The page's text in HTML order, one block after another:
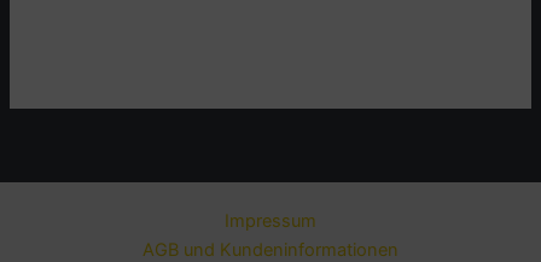
Impressum
AGB und Kundeninformationen